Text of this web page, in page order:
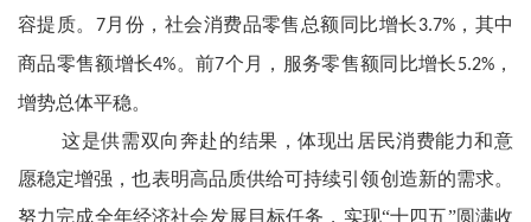
容提质。
7月份，社会消费品零售总额同比增长3.7%，其中
商品零售额增长4%。前7个月，服务零售额同比增长5.2%，
增势总体平稳。
这是供需双向奔赴的结果，体现出居民消费能力和意
愿稳定增强，也表明高品质供给可持续引领创造新的需求。
努力完成全年经济社会发展目标任务，实现“十四五”圆满收